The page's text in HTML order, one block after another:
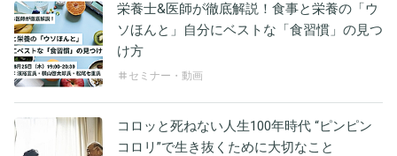
栄養士&医師が徹底解説！食事と栄養の「ウ
ソほんと」自分にベストな「食習慣」の見つ
け方
セミナー・動画
コロッと死ねない人生100年時代 “ピンピン
コロリ”で生き抜くために大切なこと